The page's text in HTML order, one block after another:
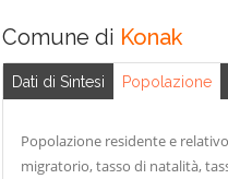
Comune di Konak
Dati di Sintesi Popolazione
Popolazione residente e
migratorio, tasso di natalità,